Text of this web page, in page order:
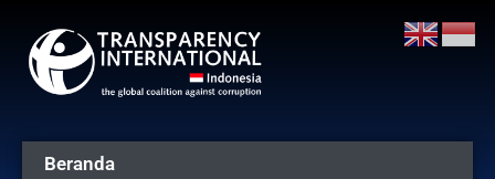
Beranda